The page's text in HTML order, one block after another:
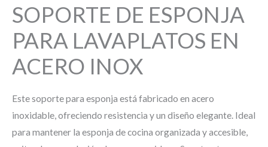
SOPORTE DE ESPONJA
PARA LAVAPLATOS EN
ACERO INOX
Este soporte para esponja está fabricado en acero
inoxidable, ofreciendo resistencia y un diseño elegante. Ideal
para mantener la esponja de cocina organizada y accesible,